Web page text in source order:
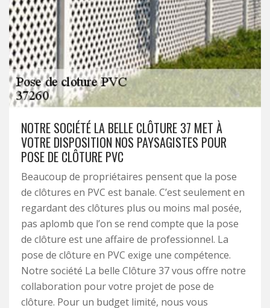
NOTRE SOCIÉTÉ LA BELLE CLÔTURE 37 MET À
VOTRE DISPOSITION NOS PAYSAGISTES POUR
POSE DE CLÔTURE PVC
Beaucoup de propriétaires pensent que la pose
de clôtures en PVC est banale. C’est seulement en
regardant des clôtures plus ou moins mal posée,
pas aplomb que l’on se rend compte que la pose
de clôture est une affaire de professionnel. La
pose de clôture en PVC exige une compétence.
Notre société La belle Clôture 37 vous offre notre
collaboration pour votre projet de pose de
clôture. Pour un budget limité, nous vous